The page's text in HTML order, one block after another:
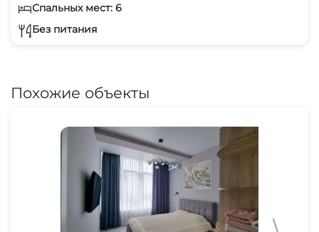
Спальных мест: 6
Без питания
Похожие объекты